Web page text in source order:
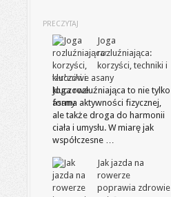
PRECZYTAJ
Joga
rozluźniająca:
korzyści, techniki i
kluczowe asany
Joga rozluźniająca to nie tylko
forma aktywności fizycznej,
ale także droga do harmonii
ciała i umysłu. W miarę jak
współczesne …
Jak jazda na
rowerze
poprawia zdrowie